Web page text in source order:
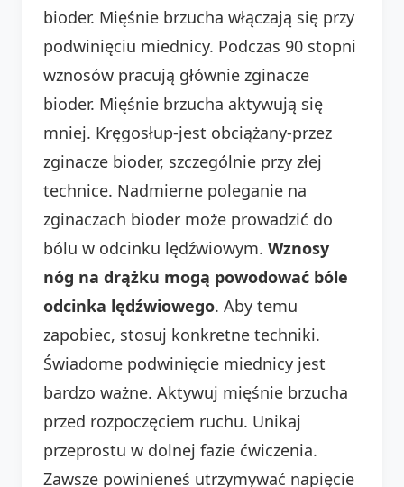
bioder. Mięśnie brzucha włączają się przy
podwinięciu miednicy. Podczas 90 stopni
wznosów pracują głównie zginacze
bioder. Mięśnie brzucha aktywują się
mniej. Kręgosłup-jest obciążany-przez
zginacze bioder, szczególnie przy złej
technice. Nadmierne poleganie na
zginaczach bioder może prowadzić do
bólu w odcinku lędźwiowym. Wznosy
nóg na drążku mogą powodować bóle
odcinka lędźwiowego. Aby temu
zapobiec, stosuj konkretne techniki.
Świadome podwinięcie miednicy jest
bardzo ważne. Aktywuj mięśnie brzucha
przed rozpoczęciem ruchu. Unikaj
przeprostu w dolnej fazie ćwiczenia.
Zawsze powinieneś utrzymywać napięcie